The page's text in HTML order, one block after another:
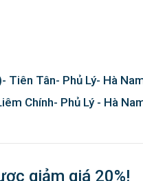
những cơ sở hàng đầu
chuyên gia lựa chọn.
Tân- Phủ Lý- Hà Nam